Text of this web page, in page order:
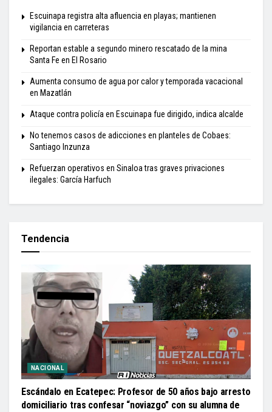
Escuinapa registra alta afluencia en playas; mantienen
vigilancia en carreteras
Reportan estable a segundo minero rescatado de la mina
Santa Fe en El Rosario
Aumenta consumo de agua por calor y temporada vacacional
en Mazatlán
Ataque contra policía en Escuinapa fue dirigido, indica alcalde
No tenemos casos de adicciones en planteles de Cobaes:
Santiago Inzunza
Refuerzan operativos en Sinaloa tras graves privaciones
ilegales: García Harfuch
Tendencia
NACIONAL
Escándalo en Ecatepec: Profesor de 50 años bajo arresto
domiciliario tras confesar “noviazgo” con su alumna de